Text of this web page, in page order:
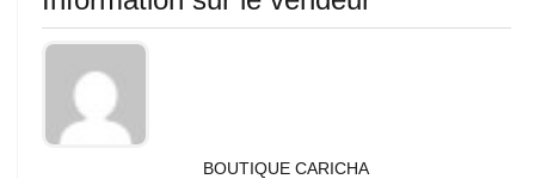
BOUTIQUE CARICHA